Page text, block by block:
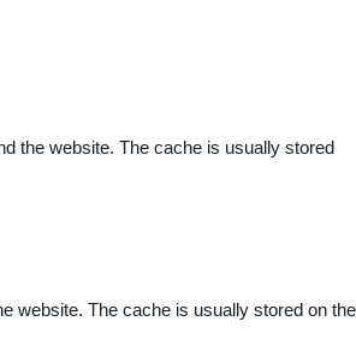
the website. The cache is usually stored
website. The cache is usually stored on the